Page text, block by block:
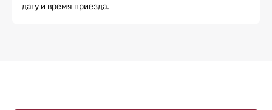
дату и время приезда.